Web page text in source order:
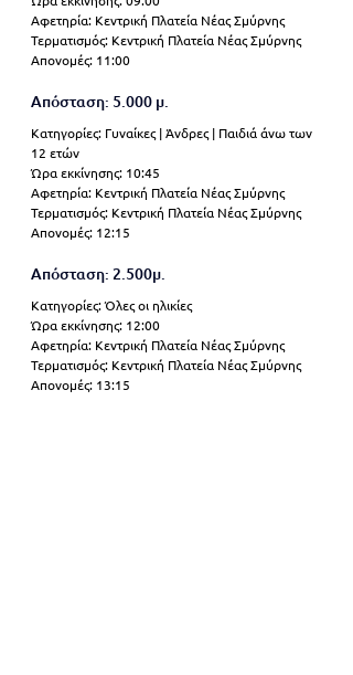
Αφετηρία: Κεντρική Πλατεία Νέας Σμύρνης
Τερματισμός: Κεντρική Πλατεία Νέας Σμύρνης
Απονομές: 11:00
Απόσταση: 5.000 μ.
Κατηγορίες: Γυναίκες | Άνδρες | Παιδιά άνω των
12 ετών
Ώρα εκκίνησης: 10:45
Αφετηρία: Κεντρική Πλατεία Νέας Σμύρνης
Τερματισμός: Κεντρική Πλατεία Νέας Σμύρνης
Απονομές: 12:15
Απόσταση: 2.500μ.
Κατηγορίες: Όλες οι ηλικίες
Ώρα εκκίνησης: 12:00
Αφετηρία: Κεντρική Πλατεία Νέας Σμύρνης
Τερματισμός: Κεντρική Πλατεία Νέας Σμύρνης
Απονομές: 13:15